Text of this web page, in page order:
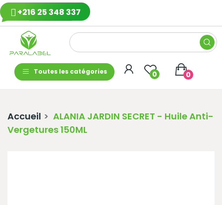
+216 25 348 337
Toutes les catégories 0 0
Accueil
ALANIA JARDIN SECRET - Huile Anti-
Vergetures 150ML